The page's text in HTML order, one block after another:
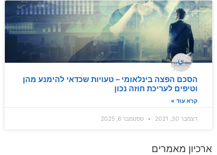
הסכם הפצה בינלאומי – טעויות שכדאי להימנע מהן
וטיפים לעריכת חוזה נכון
קרא עוד »
דצמבר 30, 2021 ספטמבר 6, 2025
ארכיון מאמרים